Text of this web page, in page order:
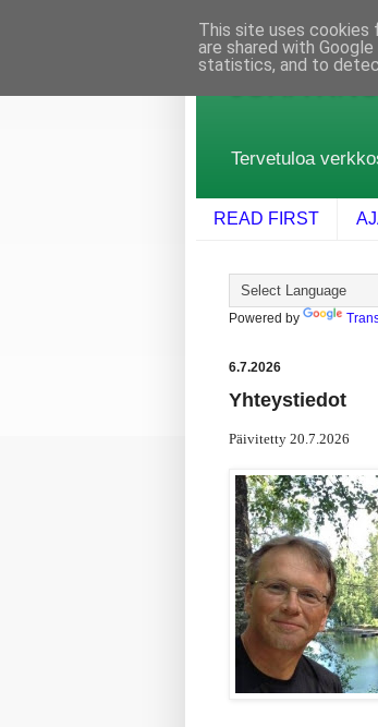
JUHA
Tervetuloa
READ FIRST
Powered by
6.7.2026
Yhteystiedot
Päivitetty 20.7.2026
This site uses cookies
are shared with
statistics, and to